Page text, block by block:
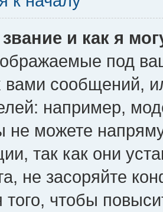
и как я
под
вами сообщений,
например,
можете
так как они
не засоряйте
того, чтобы